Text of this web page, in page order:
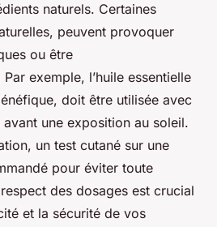
naturels. Certaines
peuvent provoquer
ou être
exemple, l’huile essentielle
doit être utilisée avec
une exposition au soleil.
un test cutané sur une
pour éviter toute
des dosages est crucial
et la sécurité de vos